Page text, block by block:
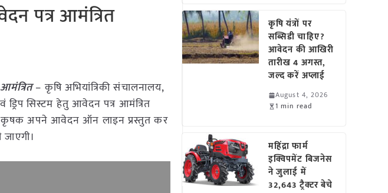
पत्र आमंत्रित
– कृषि अभियांत्रिकी संचालनालय,
सिस्टम हेतु आवेदन पत्र आमंत्रित
कृषक अपने आवेदन ऑन लाइन प्रस्तुत कर
कृषि यंत्रों पर
सब्सिडी चाहिए?
आवेदन की आखिरी
तारीख 4 अगस्त,
जल्द करें अप्लाई
August 4, 2026
1 min read
महिंद्रा फार्म
इक्विपमेंट बिजनेस
ने जुलाई में
32,643 ट्रैक्टर बेचे